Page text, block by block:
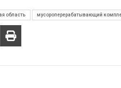
область мусороперерабатывающий